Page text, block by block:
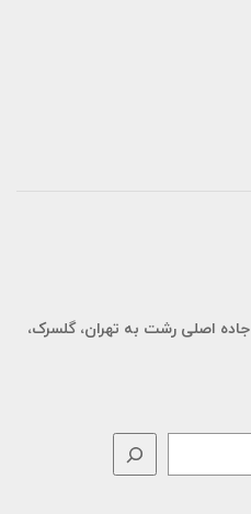
استان گیلان، سنگر، کیلومتر 20 جاده اصلی رشت به تهران، گلسرک،